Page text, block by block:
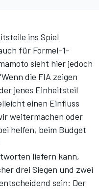
ins Spiel
für Formel-1-
sieht hier jedoch
die FIA zeigen
jenes Einheitsteil
einen Einfluss
weitermachen oder
helfen, beim Budget
liefern kann,
drei Siegen und zwei
sein: Der